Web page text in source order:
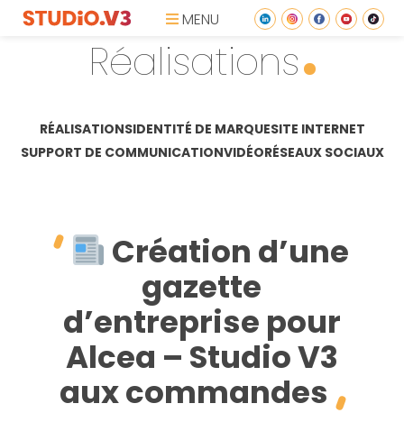
MENU
Réalisations
RÉALISATIONSIDENTITÉ DE MARQUESITE INTERNET
SUPPORT DE COMMUNICATIONVIDÉORÉSEAUX SOCIAUX
Création d’une
gazette
d’entreprise pour
Alcea – Studio V3
aux commandes